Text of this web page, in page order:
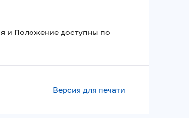
и Положение доступны по
Версия для печати